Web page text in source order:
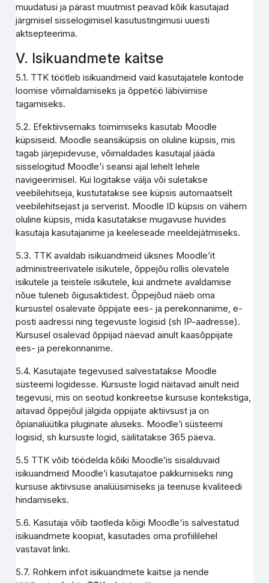
muudatusi ja pärast muutmist peavad kõik kasutajad
järgmisel sisselogimisel kasutustingimusi uuesti
aktsepteerima.
V. Isikuandmete kaitse
5.1. TTK töötleb isikuandmeid vaid kasutajatele kontode
loomise võimaldamiseks ja õppetöö läbiviimise
tagamiseks.
5.2. Efektiivsemaks toimimiseks kasutab Moodle
küpsiseid. Moodle seansiküpsis on oluline küpsis, mis
tagab järjepidevuse, võimaldades kasutajal jääda
sisselogitud Moodle'i seansi ajal lehelt lehele
navigeerimisel. Kui logitakse välja või suletakse
veebilehitseja, kustutatakse see küpsis automaatselt
veebilehitsejast ja serverist. Moodle ID küpsis on vähem
oluline küpsis, mida kasutatakse mugavuse huvides
kasutaja kasutajanime ja keeleseade meeldejätmiseks.
5.3. TTK avaldab isikuandmeid üksnes Moodle’it
administreerivatele isikutele, õppejõu rollis olevatele
isikutele ja teistele isikutele, kui andmete avaldamise
nõue tuleneb õigusaktidest. Õppejõud näeb oma
kursustel osalevate õppijate ees- ja perekonnanime, e-
posti aadressi ning tegevuste logisid (sh IP-aadresse).
Kursusel osalevad õppijad näevad ainult kaasõppijate
ees- ja perekonnanime.
5.4. Kasutajate tegevused salvestatakse Moodle
süsteemi logidesse. Kursuste logid näitavad ainult neid
tegevusi, mis on seotud konkreetse kursuse kontekstiga,
aitavad õppejõul jälgida oppijate aktiivsust ja on
õpianalüütika pluginate aluseks. Moodle’i süsteemi
logisid, sh kursuste logid, säilitatakse 365 päeva.
5.5 TTK võib töödelda kõiki Moodle’is sisalduvaid
isikuandmeid Moodle’i kasutajatoe pakkumiseks ning
kursuse aktiivsuse analüüsimiseks ja teenuse kvaliteedi
hindamiseks.
5.6. Kasutaja võib taotleda kõigi Moodle'is salvestatud
isikuandmete koopiat, kasutades oma profiililehel
vastavat linki.
5.7. Rohkem infot isikuandmete kaitse ja nende